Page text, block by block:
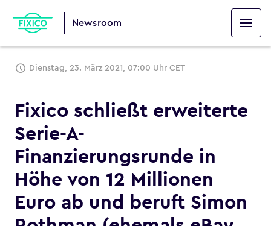
Newsroom
Dienstag, 23. März 2021, 07:00 Uhr CET
Fixico schließt erweiterte
Serie-A-
Finanzierungsrunde in
Höhe von 12 Millionen
Euro ab und beruft Simon